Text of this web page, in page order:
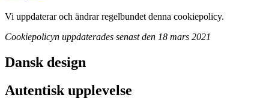
Vi uppdaterar och ändrar regelbundet denna cookiepolicy.
Cookiepolicyn uppdaterades senast den 18 mars 2021
Dansk design
Autentisk upplevelse